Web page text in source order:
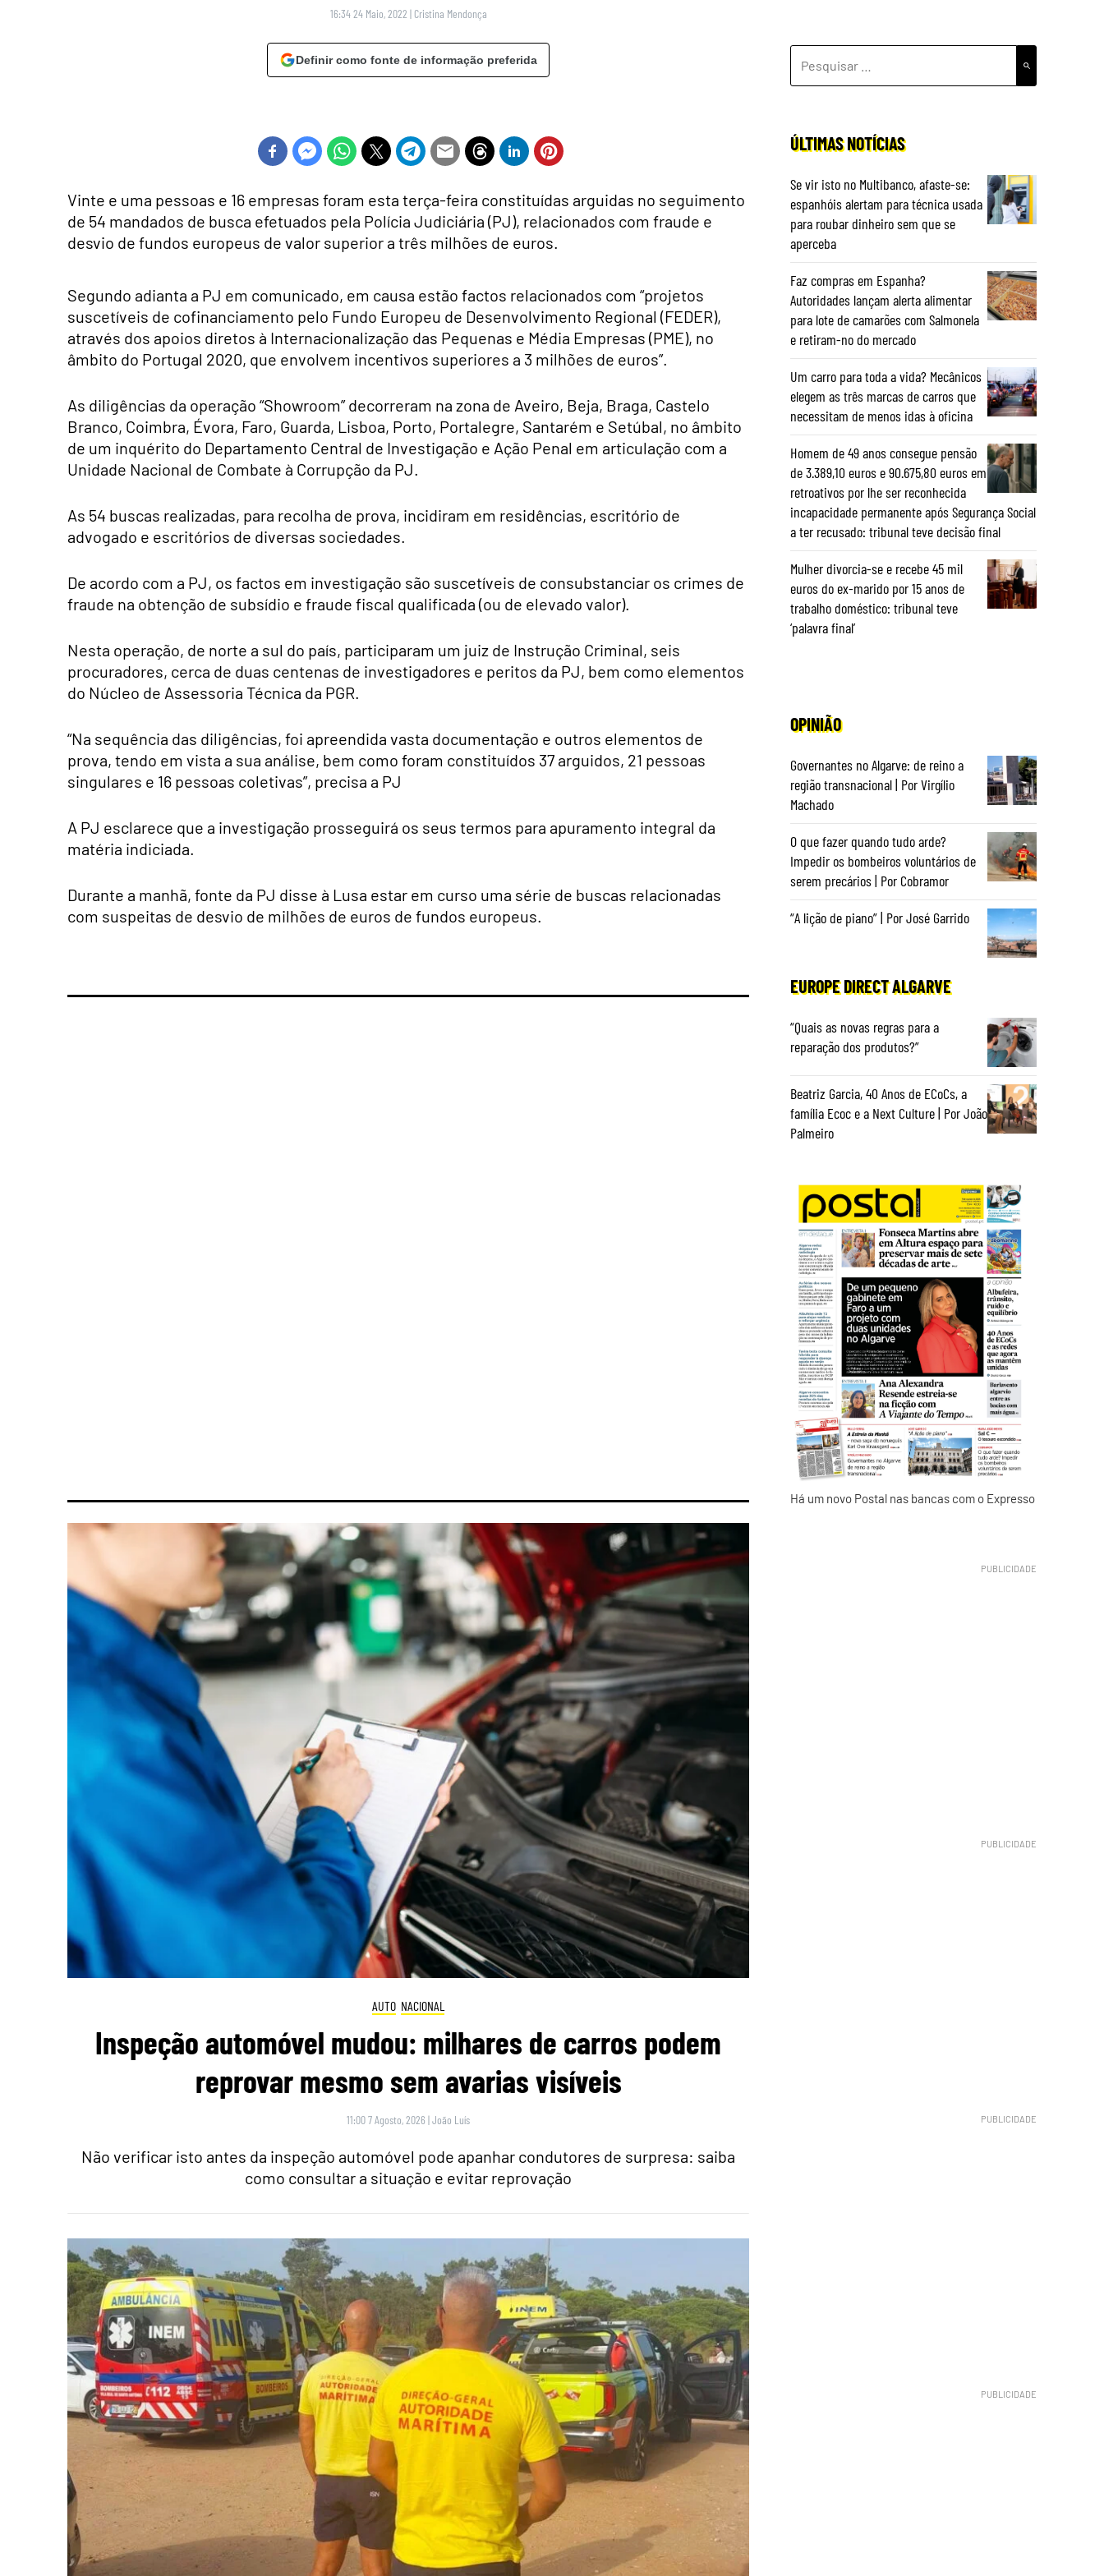
16:34 24 Maio, 2022 | Cristina Mendonça
Definir como fonte de informação preferida
Vinte e uma pessoas e 16 empresas foram esta terça-feira constituídas arguidas no seguimento
de 54 mandados de busca efetuados pela Polícia Judiciária (PJ), relacionados com fraude e
desvio de fundos europeus de valor superior a três milhões de euros.
Segundo adianta a PJ em comunicado, em causa estão factos relacionados com “projetos
suscetíveis de cofinanciamento pelo Fundo Europeu de Desenvolvimento Regional (FEDER),
através dos apoios diretos à Internacionalização das Pequenas e Média Empresas (PME), no
âmbito do Portugal 2020, que envolvem incentivos superiores a 3 milhões de euros”.
As diligências da operação “Showroom” decorreram na zona de Aveiro, Beja, Braga, Castelo
Branco, Coimbra, Évora, Faro, Guarda, Lisboa, Porto, Portalegre, Santarém e Setúbal, no âmbito
de um inquérito do Departamento Central de Investigação e Ação Penal em articulação com a
Unidade Nacional de Combate à Corrupção da PJ.
As 54 buscas realizadas, para recolha de prova, incidiram em residências, escritório de
advogado e escritórios de diversas sociedades.
De acordo com a PJ, os factos em investigação são suscetíveis de consubstanciar os crimes de
fraude na obtenção de subsídio e fraude fiscal qualificada (ou de elevado valor).
Nesta operação, de norte a sul do país, participaram um juiz de Instrução Criminal, seis
procuradores, cerca de duas centenas de investigadores e peritos da PJ, bem como elementos
do Núcleo de Assessoria Técnica da PGR.
“Na sequência das diligências, foi apreendida vasta documentação e outros elementos de
prova, tendo em vista a sua análise, bem como foram constituídos 37 arguidos, 21 pessoas
singulares e 16 pessoas coletivas”, precisa a PJ
A PJ esclarece que a investigação prosseguirá os seus termos para apuramento integral da
matéria indiciada.
Durante a manhã, fonte da PJ disse à Lusa estar em curso uma série de buscas relacionadas
com suspeitas de desvio de milhões de euros de fundos europeus.
AUTO NACIONAL
Inspeção automóvel mudou: milhares de carros podem
reprovar mesmo sem avarias visíveis
11:00 7 Agosto, 2026 |João Luís
Não verificar isto antes da inspeção automóvel pode apanhar condutores de surpresa: saiba
como consultar a situação e evitar reprovação
POR:
ÚLTIMAS NOTÍCIAS
Se vir isto no Multibanco, afaste-se:
espanhóis alertam para técnica usada
para roubar dinheiro sem que se
aperceba
Faz compras em Espanha?
Autoridades lançam alerta alimentar
para lote de camarões com Salmonela
e retiram-no do mercado
Um carro para toda a vida? Mecânicos
elegem as três marcas de carros que
necessitam de menos idas à oficina
Homem de 49 anos consegue pensão
de 3.389,10 euros e 90.675,80 euros em
retroativos por lhe ser reconhecida
incapacidade permanente após Segurança Social
a ter recusado: tribunal teve decisão final
Mulher divorcia-se e recebe 45 mil
euros do ex-marido por 15 anos de
trabalho doméstico: tribunal teve
‘palavra final’
OPINIÃO
Governantes no Algarve: de reino a
região transnacional | Por Virgílio
Machado
O que fazer quando tudo arde?
Impedir os bombeiros voluntários de
serem precários | Por Cobramor
“A lição de piano” | Por José Garrido
EUROPE DIRECT ALGARVE
“Quais as novas regras para a
reparação dos produtos?”
Beatriz Garcia, 40 Anos de ECoCs, a
família Ecoc e a Next Culture | Por João
Palmeiro
Há um novo Postal nas bancas com o Expresso